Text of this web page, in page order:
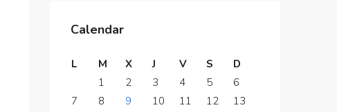
Calendar
L M X J V S
D
1
2 3 4 5
6
7
8 9 10 11 12
13